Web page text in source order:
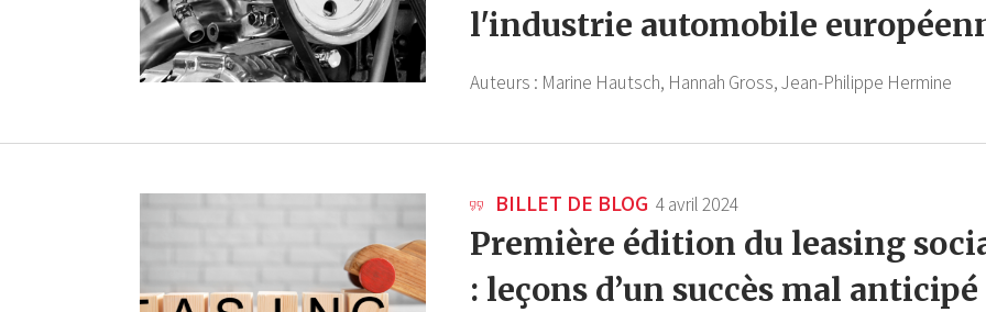
l'industrie automobile
Auteurs : Marine Hautsch, Hannah Gross,Jean-Philippe Hermine
BILLET DE BLOG 4 avril 2024
Première édition du leasing
: leçons d’un succès mal anticipé